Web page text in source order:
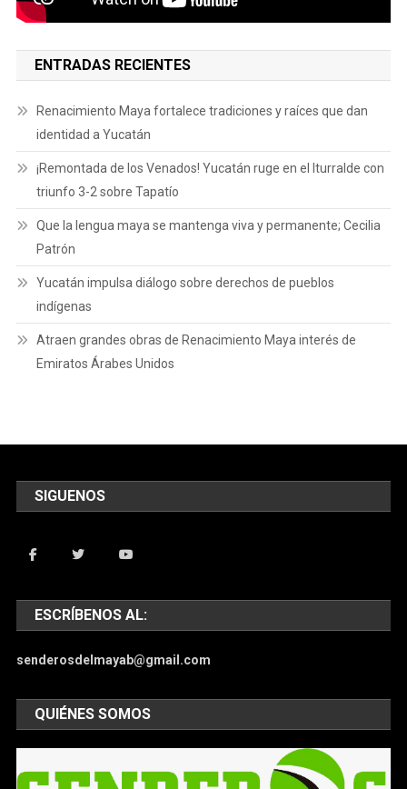
ENTRADAS RECIENTES
Renacimiento Maya fortalece tradiciones y raíces que dan
identidad a Yucatán
¡Remontada de los Venados! Yucatán ruge en el Iturralde con
triunfo 3-2 sobre Tapatío
Que la lengua maya se mantenga viva y permanente; Cecilia
Patrón
Yucatán impulsa diálogo sobre derechos de pueblos
indígenas
Atraen grandes obras de Renacimiento Maya interés de
Emiratos Árabes Unidos
SIGUENOS
ESCRÍBENOS AL:
senderosdelmayab@gmail.com
QUIÉNES SOMOS